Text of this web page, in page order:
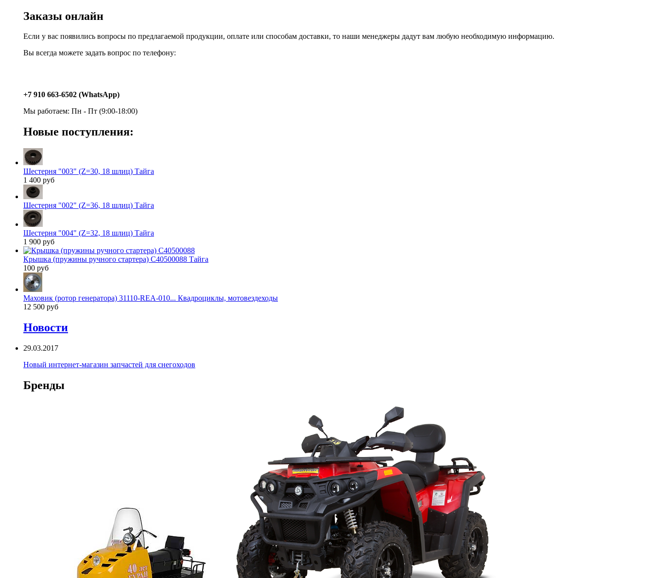
Заказы онлайн
Если у вас появились вопросы по предлагаемой продукции, оплате или способам доставки, то наши менеджеры дадут вам любую необходимую информацию.
Вы всегда можете задать вопрос по телефону:
+7 910 663-6502 (WhatsApp)
Мы работаем: Пн - Пт (9:00-18:00)
Новые поступления:
Шестерня "003" (Z=30, 18 шлиц) Тайга
1 400 руб
Шестерня "002" (Z=36, 18 шлиц) Тайга
Шестерня "004" (Z=32, 18 шлиц) Тайга
1 900 руб
Крышка (пружины ручного стартера) C40500088 Тайга
100 руб
Маховик (ротор генератора) 31110-REA-010... Квадроциклы, мотовездеходы
12 500 руб
Новости
29.03.2017
Новый интернет-магазин запчастей для снегоходов
Бренды